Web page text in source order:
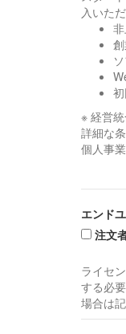
入いた
※ 経営
詳細な
個人事
エンド
注文
ライセ
する必
場合は